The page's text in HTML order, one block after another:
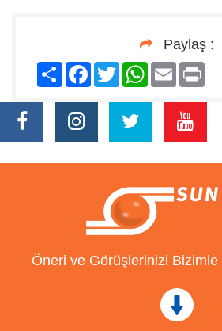
Paylaş :
PaylaşFacebook
TwitterWhatsApp
Email
Öneri ve Görüşlerinizi